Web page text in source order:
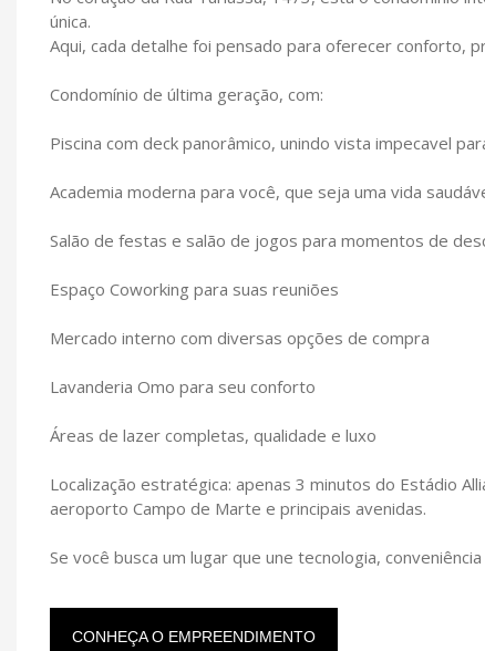
única.
Aqui, cada detalhe foi pensado para oferecer conforto,
Condomínio de última geração, com:
Piscina com deck panorâmico, unindo vista impecavel
Academia moderna para você, que seja uma vida
Salão de festas e salão de jogos para momentos de
Espaço Coworking para suas reuniões
Mercado interno com diversas opções de compra
Lavanderia Omo para seu conforto
Áreas de lazer completas, qualidade e luxo
Localização estratégica: apenas 3 minutos do Estádio
aeroporto Campo de Marte e principais avenidas.
Se você busca um lugar que une tecnologia,
CONHEÇA O EMPREENDIMENTO